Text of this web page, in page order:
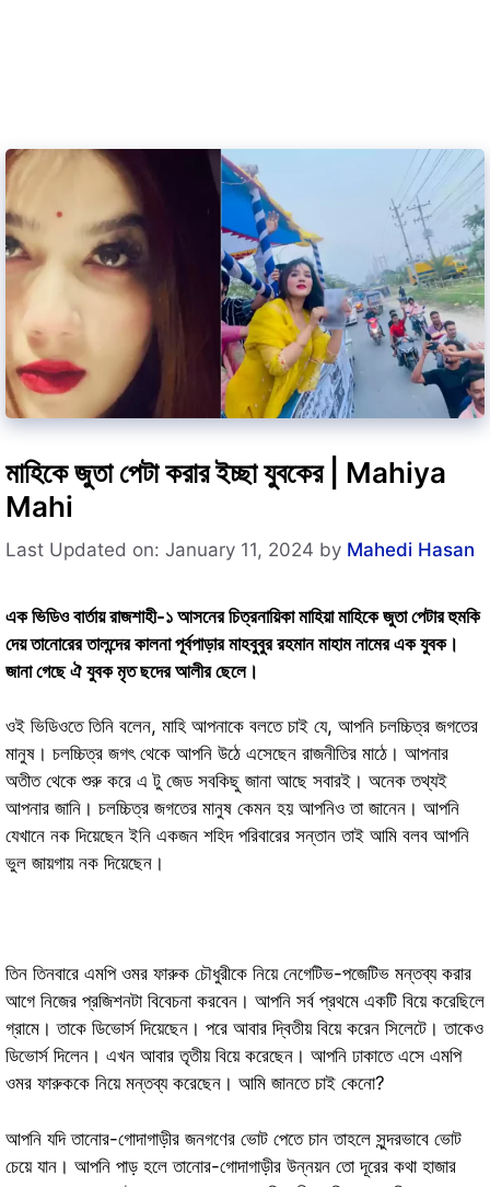
মাহিকে জুতা পেটা করার ইচ্ছা যুবকের | Mahiya
Mahi
Last Updated on: January 11, 2024 by Mahedi Hasan
এক ভিডিও বার্তায় রাজশাহী-১ আসনের চিত্রনায়িকা মাহিয়া মাহিকে জুতা পেটার হুমকি
দেয় তানোরের তালন্দের কালনা পূর্বপাড়ার মাহবুবুর রহমান মাহাম নামের এক যুবক।
জানা গেছে ঐ যুবক মৃত ছদের আলীর ছেলে।
ওই ভিডিওতে তিনি বলেন, মাহি আপনাকে বলতে চাই যে, আপনি চলচ্চিত্র জগতের
মানুষ। চলচ্চিত্র জগৎ থেকে আপনি উঠে এসেছেন রাজনীতির মাঠে। আপনার
অতীত থেকে শুরু করে এ টু জেড সবকিছু জানা আছে সবারই। অনেক তথ্যই
আপনার জানি। চলচ্চিত্র জগতের মানুষ কেমন হয় আপনিও তা জানেন। আপনি
যেখানে নক দিয়েছেন ইনি একজন শহিদ পরিবারের সন্তান তাই আমি বলব আপনি
ভুল জায়গায় নক দিয়েছেন।
তিন তিনবারে এমপি ওমর ফারুক চৌধুরীকে নিয়ে নেগেটিভ-পজেটিভ মন্তব্য করার
আগে নিজের প্রজিশনটা বিবেচনা করবেন। আপনি সর্ব প্রথমে একটি বিয়ে করেছিলে
গ্রামে। তাকে ডিভোর্স দিয়েছেন। পরে আবার দ্বিতীয় বিয়ে করেন সিলেটে। তাকেও
ডিভোর্স দিলেন। এখন আবার তৃতীয় বিয়ে করেছেন। আপনি ঢাকাতে এসে এমপি
ওমর ফারুককে নিয়ে মন্তব্য করেছেন। আমি জানতে চাই কেনো?
আপনি যদি তানোর-গোদাগাড়ীর জনগণের ভোট পেতে চান তাহলে সুন্দরভাবে ভোট
চেয়ে যান। আপনি পাড় হলে তানোর-গোদাগাড়ীর উন্নয়ন তো দূরের কথা হাজার